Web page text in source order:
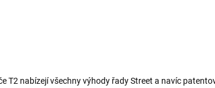
T2 nabízejí všechny výhody řady Street a navíc